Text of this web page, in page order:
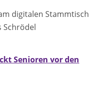
digitalen Stammtisch
Schrödel
Senioren vor den